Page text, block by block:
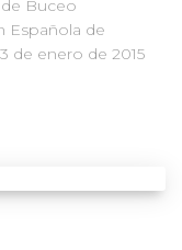
Buceo
Española de
de enero de 2015